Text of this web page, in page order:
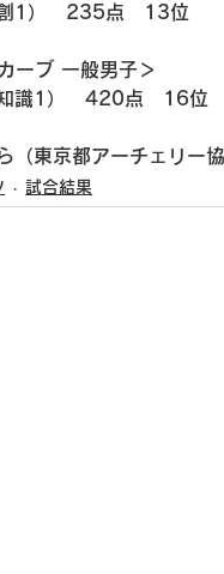
1）　235点　13位
ーブ 一般男子＞
識1）　420点　16位
（東京都アーチェリー
試合結果